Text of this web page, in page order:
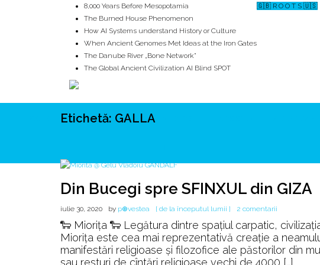
🇬🇧 R O O T S 🇺🇸
8,000 Years Before Mesopotamia
The Burned House Phenomenon
How AI Systems understand History or Culture
When Ancient Genomes Met Ideas at the Iron Gates
The Danube River „Bone Network”
The Global Ancient Civilization AI Blind SPOT
UNRIVALS ISTORIE
Etichetă: GALLA
Din Bucegi spre SFINXUL din GIZA
iulie 30, 2020 by p⊕vestea [ de la începutul lumii ] 2 comentarii
Din
SFINXUL
🐑 Miorița 🐑 Legătura dintre spațiul carpatic,
Miorița este cea mai reprezentativă creație a
manifestări religioase și filozofice ale păstorilor din